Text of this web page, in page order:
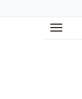
Menú